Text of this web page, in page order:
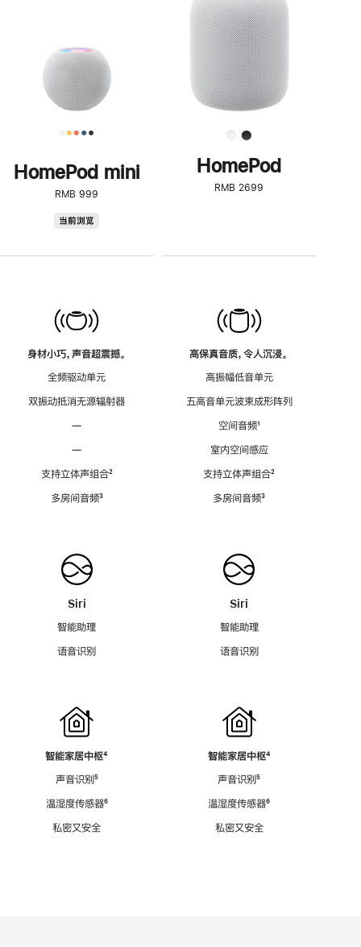
HomePod mini
RMB 999
当前浏览
身材小巧，声音超震撼。
全频驱动单元
双振动抵消无源辐射器
—
—
支持立体声组合脚
²
多房间音频脚
³
Siri
智能助理
语音识别
智能家居中枢脚
⁴
声音识别脚
⁵
温湿度传感器脚
⁶
私密又安全
了
解
HomePod<
HomePod
RMB 2699
高保真音质，令人沉浸。
高振幅低音单元
五高音单元波束成形阵列
空间音频脚
¹
室内空间感应
支持立体声组合脚
²
多房间音频脚
³
Siri
智能助理
语音识别
智能家居中枢脚
⁴
声音识别脚
⁵
温湿度传感器脚
⁶
私密又安全